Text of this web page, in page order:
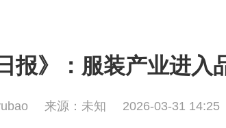
报》：服装产业进入
来源：未知 2026-03-31 14:25